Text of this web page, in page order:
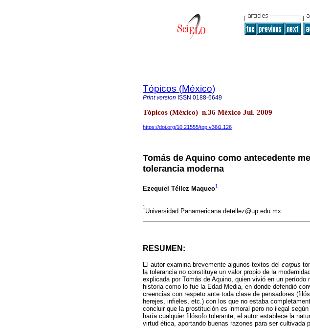
Tópicos (México)
Print version ISSN 0188-6649
Tópicos (México) n.36 México Jul. 2009
https://doi.org/10.21555/top.v36i1.126
Tomás de Aquino como antecedente
tolerancia moderna
Ezequiel Téllez Maqueo1
1
Universidad Panamericana detellez@up.edu.mx
RESUMEN:
El autor examina brevemente algunos textos del corpus
la tolerancia no constituye un valor propio de la
explicada por Tomás de Aquino, quien vivió en un período
historia como lo fue la Edad Media, en donde defendió
creencias con respeto ante toda clase de pensadores
herejes, infieles, etc.) con los que no estaba
concluir que la prostitución es inmoral pero no ilegal
haría cualquier filósofo tolerante, el autor establece la
virtud ética, aportando buenas razones para ser cultivada